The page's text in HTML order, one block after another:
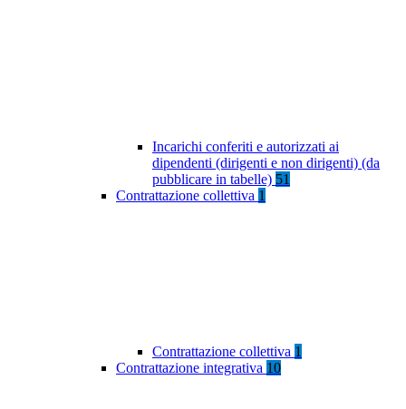
Incarichi conferiti e autorizzati ai
dipendenti (dirigenti e non dirigenti) (da
pubblicare in tabelle) 51
Contrattazione collettiva 1
Contrattazione collettiva 1
Contrattazione integrativa 10